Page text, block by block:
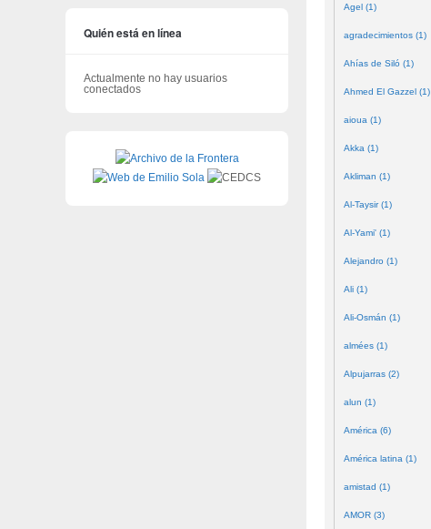
Agel (1)
agradecimientos (1)
Ahías de Siló (1)
Ahmed El Gazzel (1)
aioua (1)
Akka (1)
Akliman (1)
Al-Taysir (1)
Al-Yami' (1)
Alejandro (1)
Ali (1)
Ali-Osmán (1)
almées (1)
Alpujarras (2)
alun (1)
América (6)
América latina (1)
amistad (1)
AMOR (3)
Quién está en línea
Actualmente no hay usuarios
conectados